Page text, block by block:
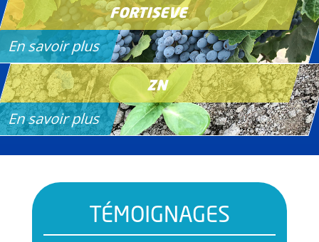
FORTISEVE
En savoir plus
ZN
En savoir plus
TÉMOIGNAGES